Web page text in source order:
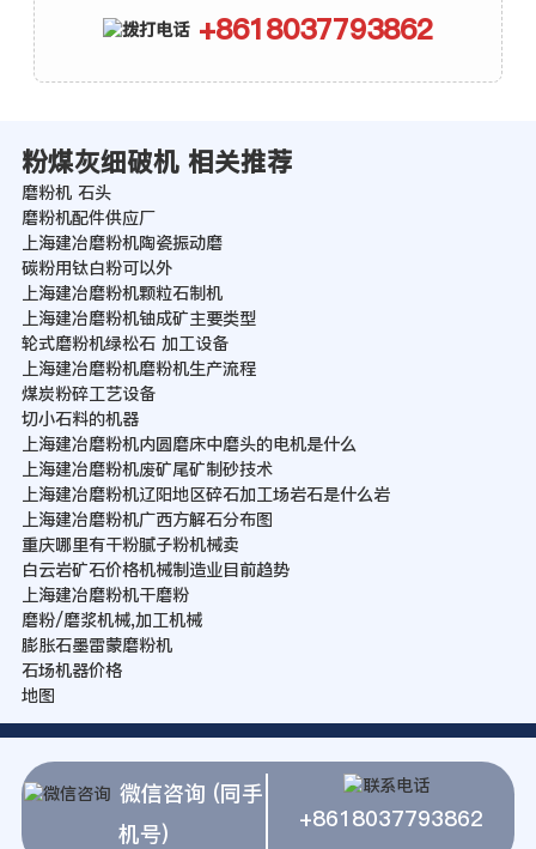
+8618037793862
粉煤灰细破机 相关推荐
磨粉机 石头
磨粉机配件供应厂
上海建冶磨粉机陶瓷振动磨
碳粉用钛白粉可以外
上海建冶磨粉机颗粒石制机
上海建冶磨粉机铀成矿主要类型
轮式磨粉机绿松石 加工设备
上海建冶磨粉机磨粉机生产流程
煤炭粉碎工艺设备
切小石料的机器
上海建冶磨粉机内圆磨床中磨头的电机是什么
上海建冶磨粉机废矿尾矿制砂技术
上海建冶磨粉机辽阳地区碎石加工场岩石是什么岩
上海建冶磨粉机广西方解石分布图
重庆哪里有干粉腻子粉机械卖
白云岩矿石价格机械制造业目前趋势
上海建冶磨粉机干磨粉
磨粉/磨浆机械,加工机械
膨胀石墨雷蒙磨粉机
石场机器价格
地图
微信咨询 (同手
机号)
+8618037793862